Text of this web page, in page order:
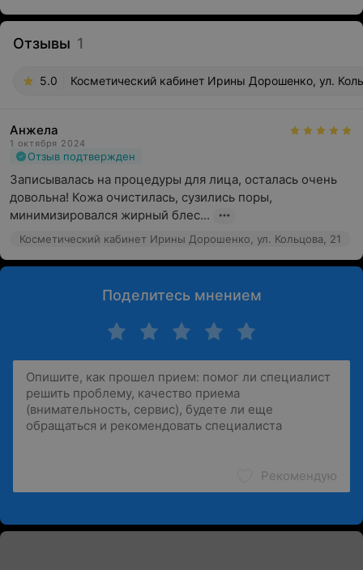
Отзывы 1
5.0 Косметический кабинет Ирины Дорошенко, ул.
Анжела
1 октября 2024
Отзыв подтвержден
Записывалась на процедуры для лица, осталась очень
довольна! Кожа очистилась, сузились поры,
минимизировался жирный блес...
Косметический кабинет Ирины Дорошенко, ул. Кольцова, 21
Поделитесь мнением
Рекомендую